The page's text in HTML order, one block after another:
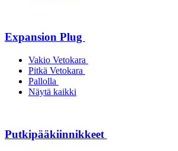
Expansion Plug
Vakio Vetokara
Pitkä Vetokara
Pallolla
Näytä kaikki
Putkipääkiinnikkeet